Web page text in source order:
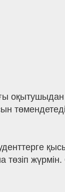
оқытушыдан
төзіп